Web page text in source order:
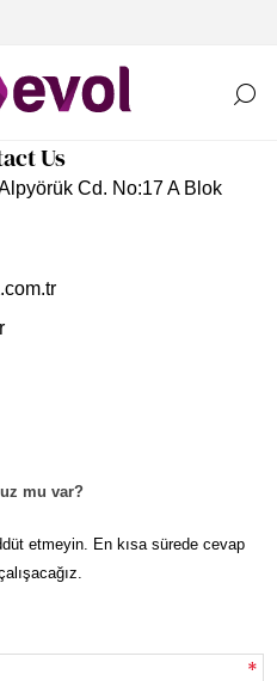
Us
Cd. No:17 A Blok
mu var?
etmeyin. En kısa sürede cevap
*